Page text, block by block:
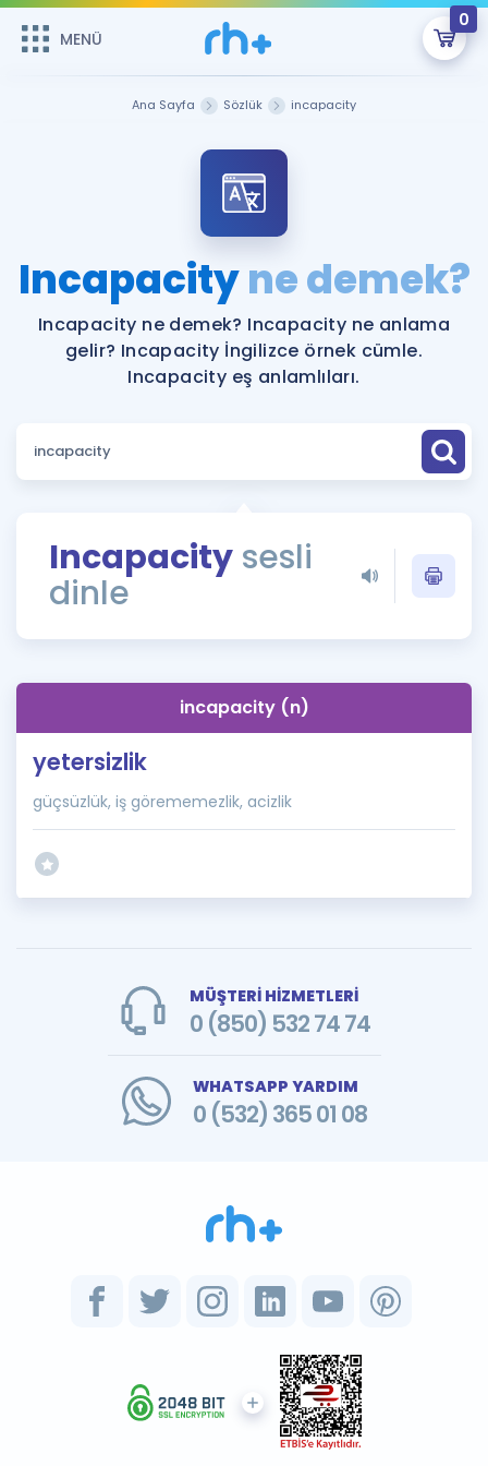
MENÜ
0
Şifremi Hatırlamıyorum
ÜYE DEĞİLİM
Sepetin Şu An Boş.
Remzi Hoca ile seni sınava hazırlayacak onlarca eğitim seni
bekliyor!
MENÜ
Katılımcı Görüşleri
Faydalı Araçlar
Sözlük
Rehberlik Aracı
ÖSYM Sınav Takvimi
İngilizce Gramer
Hakkımızda
Ana Sayfa Sözlük incapacity
Incapacityne demek?
Incapacity ne demek? Incapacity ne anlama
gelir? Incapacity İngilizce örnek cümle.
Incapacity eş anlamlıları.
Incapacity sesli
dinle
incapacity (n)
yetersizlik
güçsüzlük, iş görememezlik, acizlik
MÜŞTERİ HİZMETLERİ
0 (850) 532 74 74
WHATSAPP YARDIM
0 (532) 365 01 08